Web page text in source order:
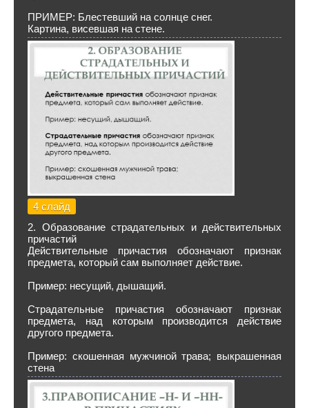
ПРИМЕР: Блестевший на солнце снег.
Картина, висевшая на стене.
4 слайд
2. Образование страдательных и действительных
причастий
Действительные причастия обозначают признак
предмета, который сам выполняет действие.
Пример: несущий, дышащий.
Страдательные причастия обозначают признак
предмета, над которым производится действие
другого предмета.
Пример: скошенная мужчиной трава; выкрашенная
стена